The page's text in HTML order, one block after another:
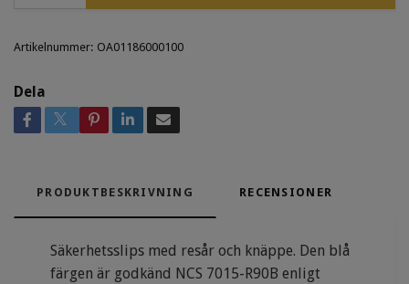
Artikelnummer: OA01186000100
Dela
PRODUKTBESKRIVNING RECENSIONER
Säkerhetsslips med resår och knäppe. Den blå
färgen är godkänd NCS 7015-R90B enligt